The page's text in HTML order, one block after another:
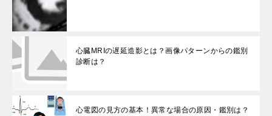
心臓MRIの遅延造影とは？画像パターンからの鑑別
診断は？
心電図の見方の基本！異常な場合の原因・鑑別は？